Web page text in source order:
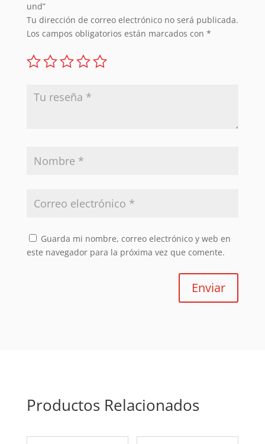
und”
Tu dirección de correo electrónico no será publicada.
Los campos obligatorios están marcados con *
Guarda mi nombre, correo electrónico y web en
este navegador para la próxima vez que comente.
Enviar
Productos Relacionados